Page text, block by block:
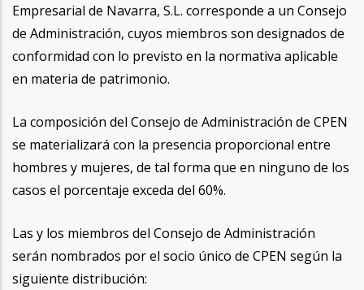
Empresarial de Navarra, S.L. corresponde a un Consejo
de Administración, cuyos miembros son designados de
conformidad con lo previsto en la normativa aplicable
en materia de patrimonio.
La composición del Consejo de Administración de CPEN
se materializará con la presencia proporcional entre
hombres y mujeres, de tal forma que en ninguno de los
casos el porcentaje exceda del 60%.
Las y los miembros del Consejo de Administración
serán nombrados por el socio único de CPEN según la
siguiente distribución: